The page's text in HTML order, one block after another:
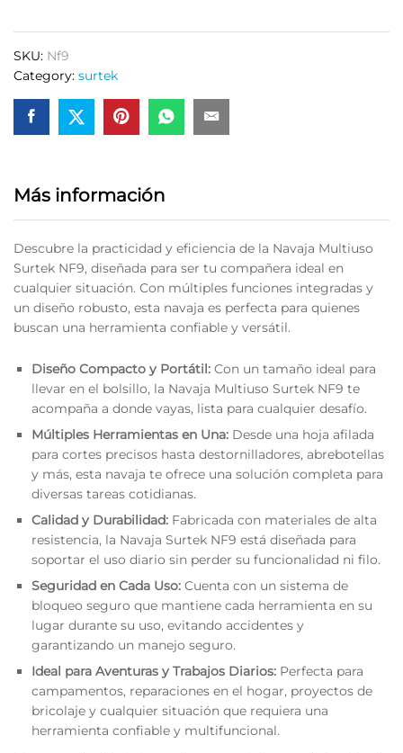
SKU: Nf9
Category: surtek
Más información
Descubre la practicidad y eficiencia de la Navaja Multiuso
Surtek NF9, diseñada para ser tu compañera ideal en
cualquier situación. Con múltiples funciones integradas y
un diseño robusto, esta navaja es perfecta para quienes
buscan una herramienta confiable y versátil.
Diseño Compacto y Portátil: Con un tamaño ideal para
llevar en el bolsillo, la Navaja Multiuso Surtek NF9 te
acompaña a donde vayas, lista para cualquier desafío.
Múltiples Herramientas en Una: Desde una hoja afilada
para cortes precisos hasta destornilladores, abrebotellas
y más, esta navaja te ofrece una solución completa para
diversas tareas cotidianas.
Calidad y Durabilidad: Fabricada con materiales de alta
resistencia, la Navaja Surtek NF9 está diseñada para
soportar el uso diario sin perder su funcionalidad ni filo.
Seguridad en Cada Uso: Cuenta con un sistema de
bloqueo seguro que mantiene cada herramienta en su
lugar durante su uso, evitando accidentes y
garantizando un manejo seguro.
Ideal para Aventuras y Trabajos Diarios: Perfecta para
campamentos, reparaciones en el hogar, proyectos de
bricolaje y cualquier situación que requiera una
herramienta confiable y multifuncional.